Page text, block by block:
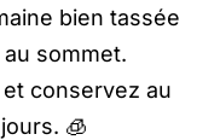
bien tassée
sommet.
conservez au
🧊